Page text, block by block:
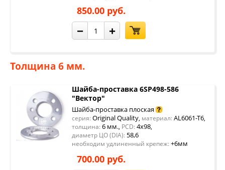
850.00 руб.
− +
Толщина 6 мм.
Шайба-проставка 6SP498-586
"Вектор"
Шайба-проставка плоская
серия: Original Quality, материал: AL6061-T6,
толщина: 6 мм., PCD: 4x98,
диаметр ЦО (DIA): 58,6
необходим удлиненный крепеж: +6мм
700.00 руб.